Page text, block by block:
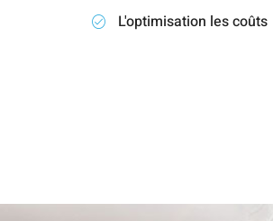
L'optimisation les coûts